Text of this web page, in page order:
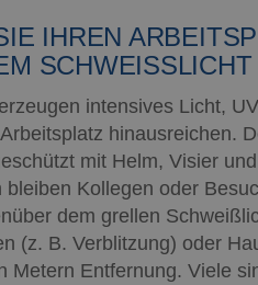
IHREN
SCHWEISSLICHT
intensives Licht,
hinausreichen.
mit Helm, Visier
bleiben Kollegen oder
dem grellen
(z. B. Verblitzung) oder
Metern Entfernung. Viele